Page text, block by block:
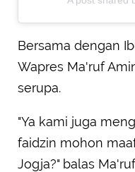
Bersama dengan
Wapres Ma'ruf
serupa.
"Ya kami juga
faidzin mohon
Jogja?" balas